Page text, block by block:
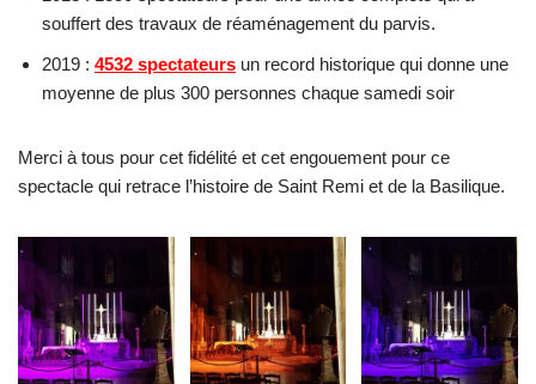
souffert des travaux de réaménagement du parvis.
2019 : 4532 spectateurs un record historique qui donne une
moyenne de plus 300 personnes chaque samedi soir
Merci à tous pour cet fidélité et cet engouement pour ce
spectacle qui retrace l’histoire de Saint Remi et de la Basilique.